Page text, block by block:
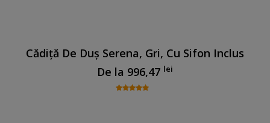
Cădiță De Duș Serena, Gri, Cu Sifon Inclus
De la 996,47 lei